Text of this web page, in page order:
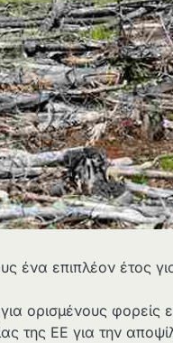
ένα επιπλέον έτος
ορισμένους φορείς
της ΕΕ για την